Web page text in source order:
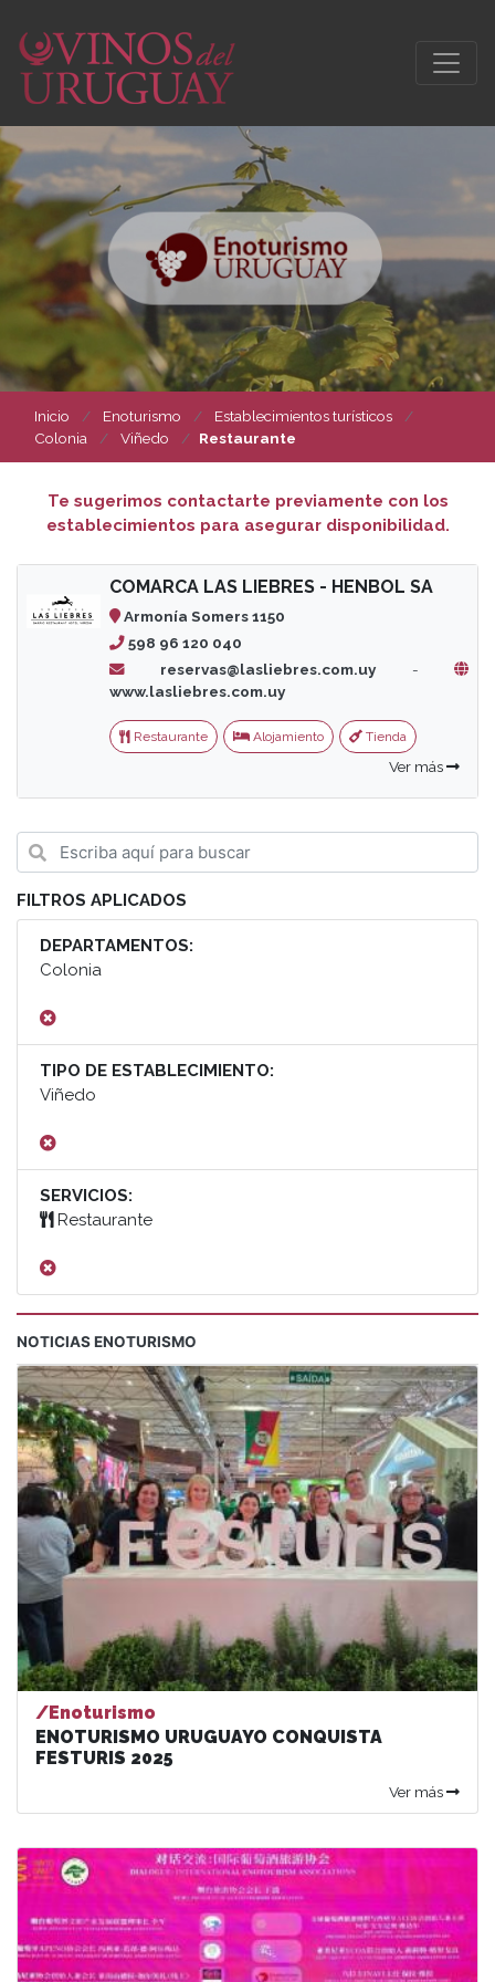
Inicio Enoturismo
Establecimientos turísticos
Colonia
Viñedo Restaurante
Te sugerimos contactarte previamente con los
establecimientos para asegurar disponibilidad.
COMARCA LAS LIEBRES - HENBOL SA
Armonía Somers 1150
598 96 120 040
reservas@lasliebres.com.uy-
www.lasliebres.com.uy
Restaurante Alojamiento Tienda
Ver más
FILTROS APLICADOS
DEPARTAMENTOS:
Colonia
TIPO DE ESTABLECIMIENTO:
Viñedo
SERVICIOS:
Restaurante
NOTICIAS ENOTURISMO
/Enoturismo
ENOTURISMO URUGUAYO CONQUISTA
FESTURIS 2025
Ver más